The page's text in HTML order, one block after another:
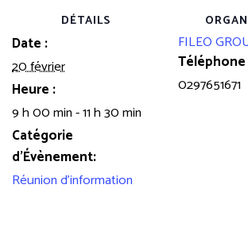
DÉTAILS
Date :
20 février
Heure :
9 h 00 min - 11 h 30 min
Catégorie
d’Évènement:
Réunion d'information
FILEO
Téléphone
0297651671